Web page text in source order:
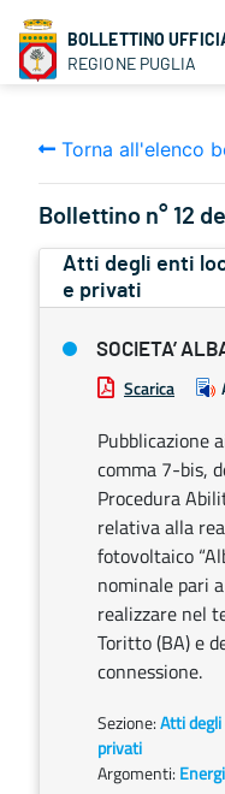
BOLLETTINO
REGIONE PUGLIA
Torna all'elenco
Bollettino n° 12
Atti degli enti
e privati
SOCIETA’
Scarica
Pubblicazione
comma 7-bis,
Procedura
relativa alla
fotovoltaico
nominale pari
realizzare nel
Toritto (BA) e
connessione.
Sezione:Atti degli
privati
Argomenti: